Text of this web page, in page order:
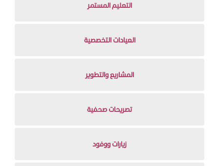
التعليم المستمر
العيادات التخصصية
المشاريع والتطوير
تصريحات صحفية
زيارات ووفود